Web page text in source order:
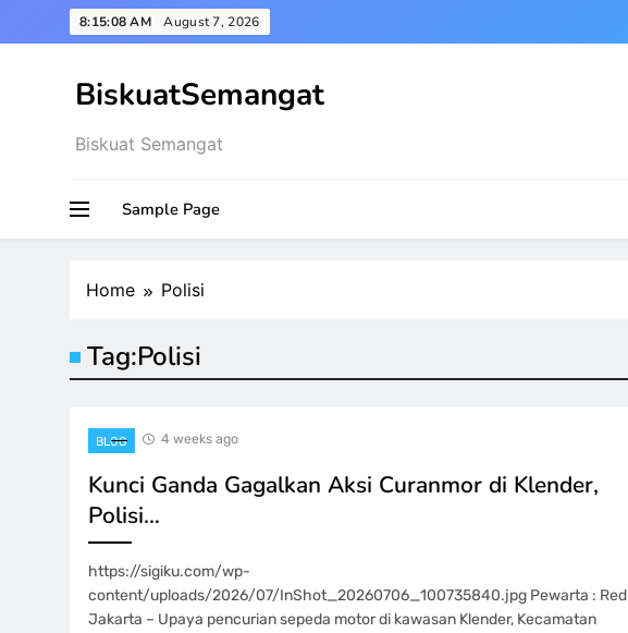
to
8:15:09 AM August 7, 2026
BiskuatSemangat
Biskuat Semangat
Sample Page
Home Polisi
Tag:Polisi
BLOG 4 weeks ago
Kunci Ganda Gagalkan Aksi Curanmor di Klender,
Polisi…
https://sigiku.com/wp-
content/uploads/2026/07/InShot_20260706_100735840.jpg Pewarta : Red
Jakarta – Upaya pencurian sepeda motor di kawasan Klender, Kecamatan